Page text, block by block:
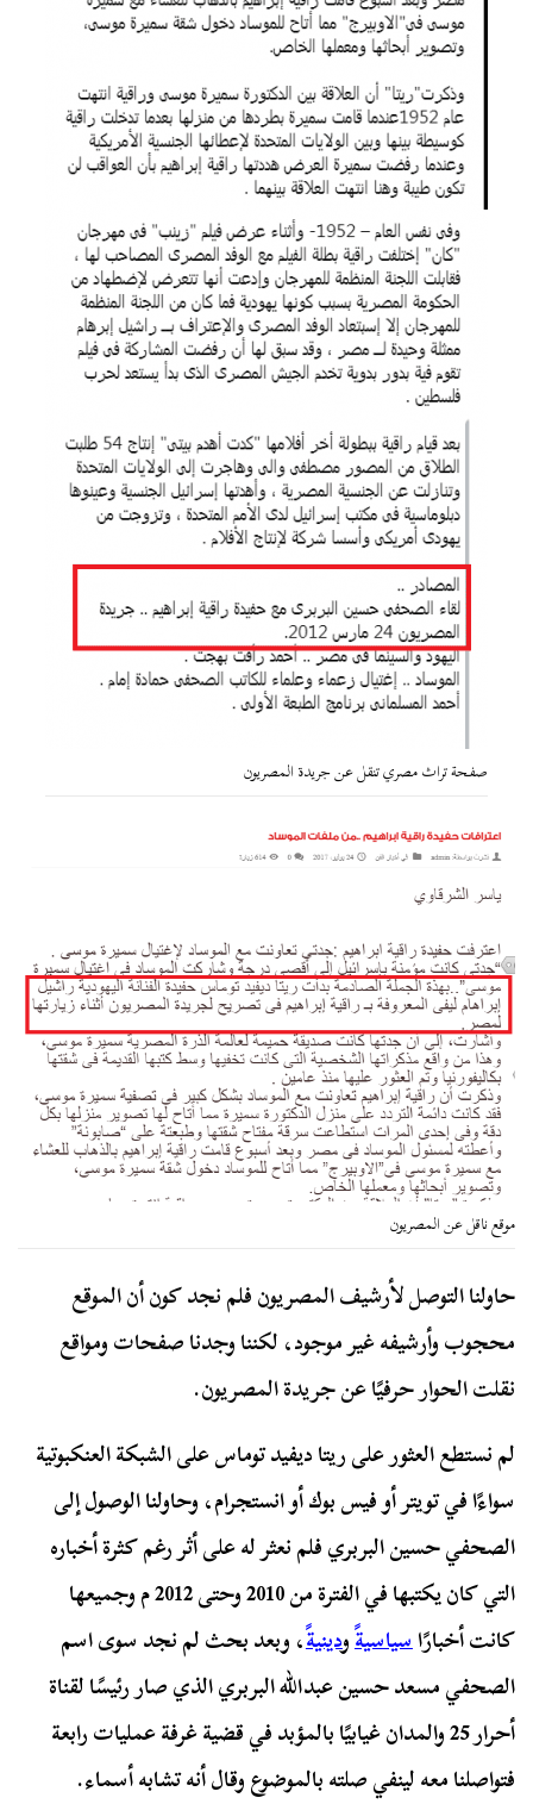
صفحة تراث مصري تنقل عن جريدة المصريون
موقع ناقل عن المصريون
حاولنا التوصل لأرشيف المصريون فلم نجد كون أن الموقع
محجوب وأرشيفه غير موجود، لكننا وجدنا صفحات ومواقع
نقلت الحوار حرفيًا عن جريدة المصريون.
لم نستطع العثور على ريتا ديفيد توماس على الشبكة العنكبوتية
سواءًا في تويتر أو فيس بوك أو انستجرام، وحاولنا الوصول إلى
الصحفي حسين البربري فلم نعثر له على أثر رغم كثرة أخباره
التي كان يكتبها في الفترة من 2010 وحتى 2012 م وجميعها
كانت أخبارًاسياسيةًودينية،وبعد بحث لم نجد سوى اسم
الصحفي مسعد حسين عبدالله البربري الذي صار رئيسًا لقناة
أحرار 25 والمدان غيابيًا بالمؤبد في قضية غرفة عمليات رابعة
فتواصلنا معه لينفي صلته بالموضوع وقال أنه تشابه أسماء.